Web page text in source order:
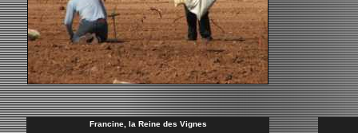
Francine, la Reine des Vignes